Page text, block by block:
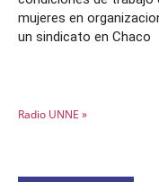
mujeres en
un sindicato en Chaco
Radio UNNE »